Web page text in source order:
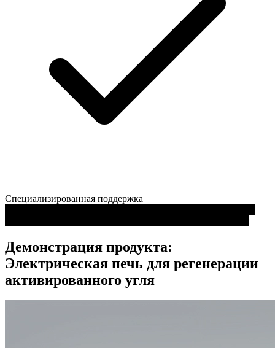
Специализированная поддержка
Демонстрация продукта:
Электрическая печь для регенерации
активированного угля